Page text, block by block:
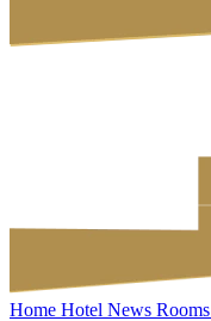
Home Hotel News Rooms